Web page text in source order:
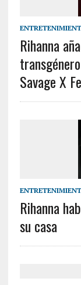
Rihanna
Savage X
Rihanna
su casa